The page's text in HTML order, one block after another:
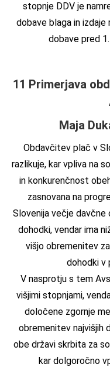
stopnje DDV je
dobave blaga in izdaje
dobave pred
11 Primerjava
Maja
Obdavčitev plač v
razlikuje, kar vpliva na
in konkurenčnost
zasnovana na
Slovenija večje davčne
dohodki, vendar ima
višjo obremenitev
dohodki v
V nasprotju s tem
višjimi stopnjami,
določene zgornje
obremenitev najvišjih
obe državi skrbita za
kar dolgoročno